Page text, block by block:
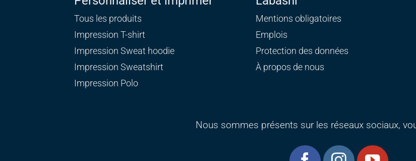
Tous les produits
Impression T-shirt
Impression Sweat hoodie
Impression Sweatshirt
Impression Polo
Mentions obligatoires
Emplois
Protection des données
À propos de nous
Nous sommes présents sur les réseaux sociaux,